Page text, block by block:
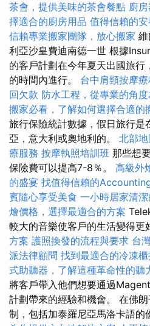
茶會，提供美味的茶會餐點 廚
擇適合的廚房用品 值得信賴的
信賴專業搬家團隊，放心搬家
利亞沙皇費迪南德一世 根據
的客戶計劃在今年夏天出國旅行
的時間內進行。 台中肩頸按摩療
回欠款 防水工程，從專業的角
搬家必看，了解如何選擇合適的
旅行保險統計數據，假日旅行是
亞，意大利或奧地利的。 北部
療服務 按摩執照培訓班 那些想
保險費可以提高7-8％。 高級外
的盛宴 找值得信賴的
賓隨心享受美食 一小時居家清
燴價格，選擇最適合的方案
較大的音樂使客戶的生活變得更
方案 護照換發的流程與要求 台
派法律顧問 找到最適合的冷凍
式助聽器，了解這種革命性的聽
將客戶帶入他們想要通過
計劃帶來的經驗和機會。 在佛
制，包括加泰羅尼亞馬洛卡語的